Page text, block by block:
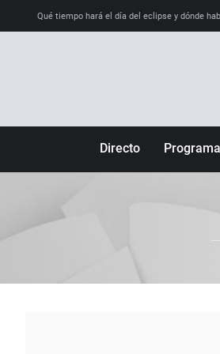
Qué tiempo hará el día del eclipse y dónde
Directo